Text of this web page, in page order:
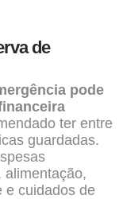
de
pode
ter entre
guardadas.
alimentação,
e cuidados de